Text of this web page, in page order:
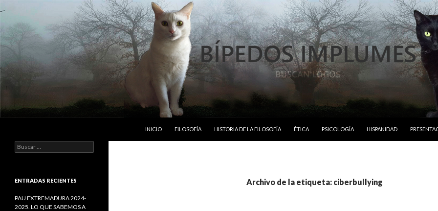
INICIO
FILOSOFÍA HISTORIA DE LA FILOSOFÍA ÉTICA PSICOLOGÍA HISPANIDAD
Archivo de la etiqueta: ciberbullying
B
u
a
:
ENTRADAS RECIENTES
PAU EXTREMADURA 2024-
2025. LO QUE SABEMOS A